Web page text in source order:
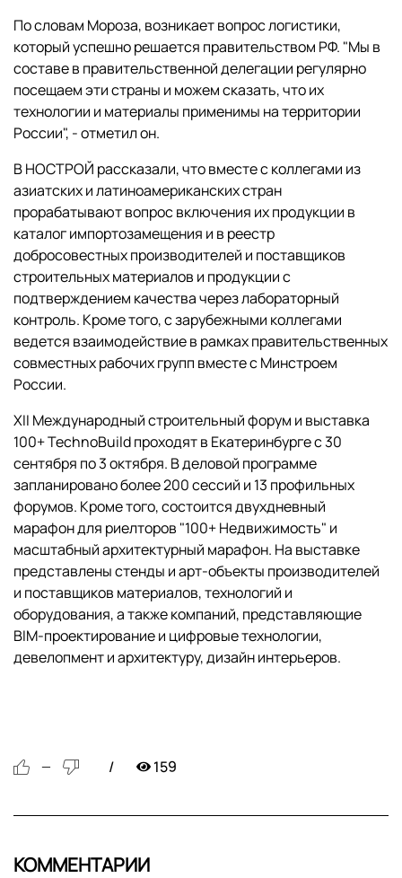
По словам Мороза, возникает вопрос логистики,
который успешно решается правительством РФ. "Мы в
составе в правительственной делегации регулярно
посещаем эти страны и можем сказать, что их
технологии и материалы применимы на территории
России", - отметил он.
В НОСТРОЙ рассказали, что вместе с коллегами из
азиатских и латиноамериканских стран
прорабатывают вопрос включения их продукции в
каталог импортозамещения и в реестр
добросовестных производителей и поставщиков
строительных материалов и продукции с
подтверждением качества через лабораторный
контроль. Кроме того, с зарубежными коллегами
ведется взаимодействие в рамках правительственных
совместных рабочих групп вместе с Минстроем
России.
XII Международный строительный форум и выставка
100+ TechnoBuild проходят в Екатеринбурге с 30
сентября по 3 октября. В деловой программе
запланировано более 200 сессий и 13 профильных
форумов. Кроме того, состоится двухдневный
марафон для риелторов "100+ Недвижимость" и
масштабный архитектурный марафон. На выставке
представлены стенды и арт-объекты производителей
и поставщиков материалов, технологий и
оборудования, а также компаний, представляющие
BIM-проектирование и цифровые технологии,
девелопмент и архитектуру, дизайн интерьеров.
— 159
КОММЕНТАРИИ